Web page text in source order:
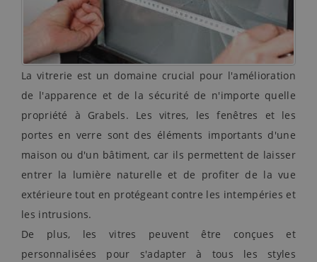
La vitrerie est un domaine crucial pour l'amélioration
de l'apparence et de la sécurité de n'importe quelle
propriété à Grabels. Les vitres, les fenêtres et les
portes en verre sont des éléments importants d'une
maison ou d'un bâtiment, car ils permettent de laisser
entrer la lumière naturelle et de profiter de la vue
extérieure tout en protégeant contre les intempéries et
les intrusions.
De plus, les vitres peuvent être conçues et
personnalisées pour s'adapter à tous les styles